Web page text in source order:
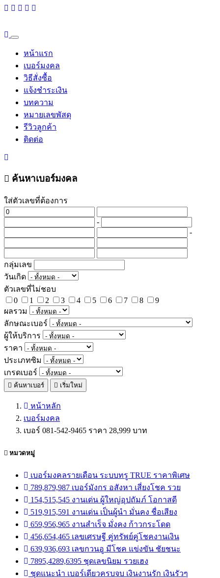
หน้าแรก
เบอร์มงคล
วิธีสั่งซื้อ
แจ้งชำระเงิน
บทความ
หมายเลขพัสดุ
รีวิวลูกค้า
ติดต่อ
ค้นหาเบอร์มงคล
ใส่ตัวเลขที่ต้องการ
-
-
กลุ่มเลข
วันเกิด
ตัวเลขที่ไม่ชอบ
0
1 2 3 4 5 6 7 8
9
ผลรวม
ลักษณะเบอร์
ผู้ให้บริการ
ราคา
ประเภทซิม
เกรดเบอร์
ค้นหาเบอร์ เริ่มใหม่
หน้าหลัก
เบอร์มงคล
เบอร์ 081-542-9465 ราคา 28,999 บาท
หมวดหมู่
เบอร์มงคลรายเดือน ระบบทรู TRUE ราคาพิเศษ
789,879,987 เบอร์มังกร อสังหา เสี่ยงโชค รวย
154,515,545 งานเด่น ผู้ใหญ่อุปถัมภ์ โอกาสดี
519,915,591 งานเด่น เป็นผู้นำ มั่นคง ชื่อเสียง
659,956,965 งานสำเร็จ มั่งคง ก้าวกระโดด
456,654,465 เลขเศรษฐี คู่ทรัพย์คู่โชคงานเงิน
639,936,693 เลขกวนอู มีโชค แข่งขัน ชัยชนะ
7895,4289,6395 ชุดเลขนิยม รวยเฮง
ชุดแนะนำ เบอร์เดียวครบจบ เงินงานรัก เงินรัวๆ